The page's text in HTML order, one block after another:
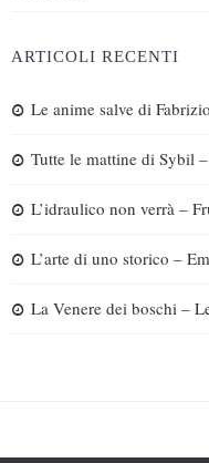
ARTICOLI RECENTI
Le anime salve di
Tutte le mattine di Sybil
L’idraulico non verrà –
L’arte di uno storico –
La Venere dei boschi –